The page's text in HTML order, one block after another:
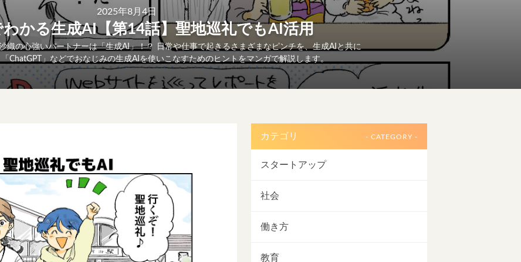
2025年8月4日
かる生成AI【第14話】聖地巡礼でもAI活用
織の心強いパートナーは「生成AI」！？ 日常や仕事で起きるさまざまなピンチを、生成AIと共に
ChatGPT」などでおなじみの生成AIを使いこなすためのヒントをマンガで解説します。
カテゴリ - CATEGORY -
スタートアップ
社会
働き方
教育